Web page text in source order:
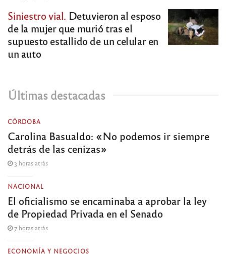
Siniestro vial. Detuvieron al esposo
de la mujer que murió tras el
supuesto estallido de un celular en
un auto
Últimas destacadas
CÓRDOBA
Carolina Basualdo: «No podemos ir siempre
detrás de las cenizas»
3 horas atrás
NACIONAL
El oficialismo se encaminaba a aprobar la ley
de Propiedad Privada en el Senado
7 horas atrás
ECONOMÍA Y NEGOCIOS